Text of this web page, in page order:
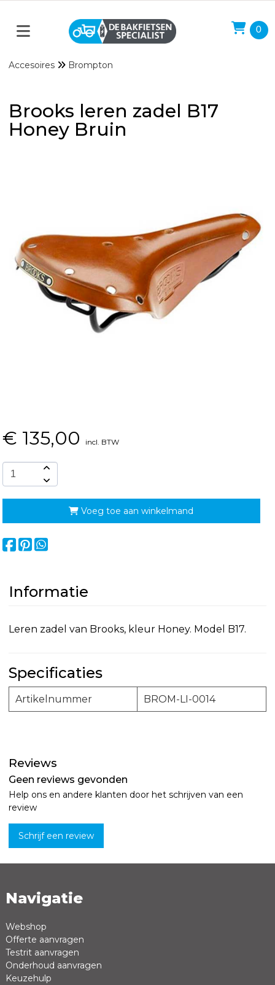
0
Accesoires Brompton
Brooks leren zadel B17
Honey Bruin
€ 135,00 incl. BTW
Voeg toe aan winkelmand
Informatie
Leren zadel van Brooks, kleur Honey. Model B17.
Specificaties
Artikelnummer BROM-LI-0014
Reviews
Geen reviews gevonden
Help ons en andere klanten door het schrijven van een
review
Schrijf een review
Naam *
Review *
Navigatie
Webshop
Offerte aanvragen
Testrit aanvragen
Onderhoud aanvragen
Keuzehulp